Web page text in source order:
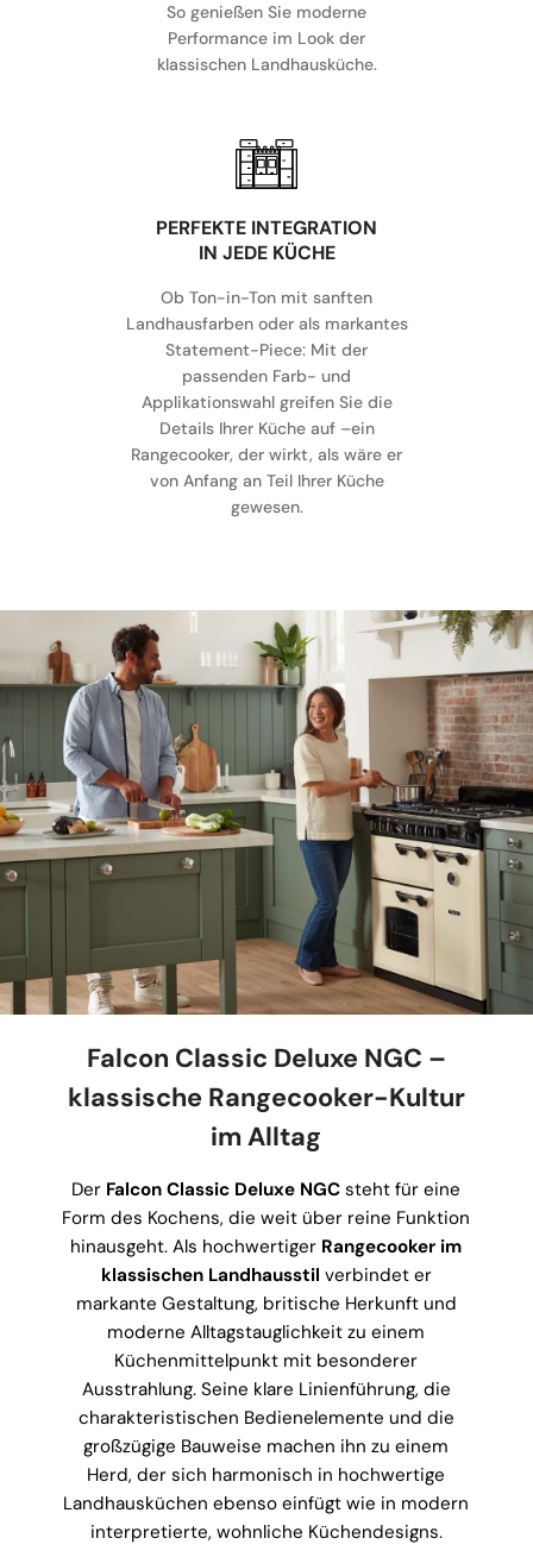
So genießen Sie moderne
Performance im Look der
klassischen Landhausküche.
⁠PERFEKTE INTEGRATION
IN JEDE KÜCHE
Ob Ton-in-Ton mit sanften
Landhausfarben oder als markantes
Statement-Piece: Mit der
passenden Farb- und
Applikationswahl greifen Sie die
Details Ihrer Küche auf –ein
Rangecooker, der wirkt, als wäre er
von Anfang an Teil Ihrer Küche
gewesen.
Falcon Classic Deluxe NGC –
klassische Rangecooker-Kultur
im Alltag
Der Falcon Classic Deluxe NGC steht für eine
Form des Kochens, die weit über reine Funktion
hinausgeht. Als hochwertiger Rangecooker im
klassischen Landhausstil verbindet er
markante Gestaltung, britische Herkunft und
moderne Alltagstauglichkeit zu einem
Küchenmittelpunkt mit besonderer
Ausstrahlung. Seine klare Linienführung, die
charakteristischen Bedienelemente und die
großzügige Bauweise machen ihn zu einem
Herd, der sich harmonisch in hochwertige
Landhausküchen ebenso einfügt wie in modern
interpretierte, wohnliche Küchendesigns.